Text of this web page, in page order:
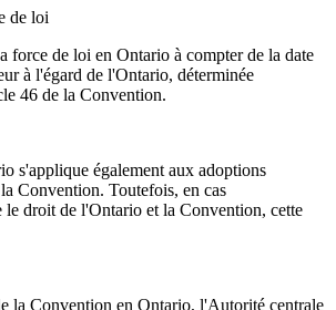
de loi
force de loi en Ontario à compter de la date
à l'égard de l'Ontario, déterminée
46 de la Convention.
s'applique également aux adoptions
Convention. Toutefois, en cas
droit de l'Ontario et la Convention, cette
la Convention en Ontario, l'Autorité centrale